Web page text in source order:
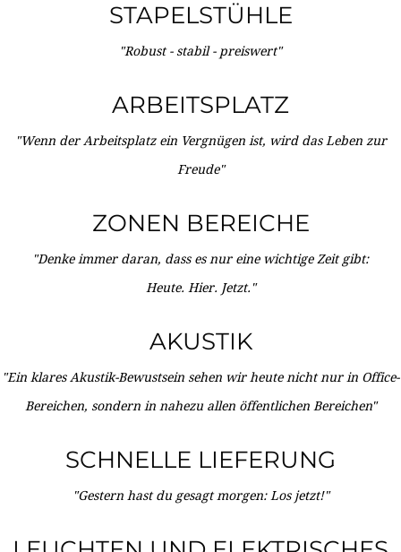
STAPELSTÜHLE
"Robust - stabil - preiswert"
ARBEITSPLATZ
"Wenn der Arbeitsplatz ein Vergnügen ist, wird das Leben zur
Freude"
ZONEN BEREICHE
"Denke immer daran, dass es nur eine wichtige Zeit gibt:
Heute. Hier. Jetzt."
AKUSTIK
"Ein klares Akustik-Bewustsein sehen wir heute nicht nur in Office-
Bereichen, sondern in nahezu allen öffentlichen Bereichen"
SCHNELLE LIEFERUNG
"Gestern hast du gesagt morgen: Los jetzt!"